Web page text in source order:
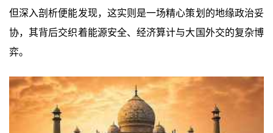
但深入剖析便能发现，这实则是一场精心策划的地缘政治妥
协，其背后交织着能源安全、经济算计与大国外交的复杂博
弈。